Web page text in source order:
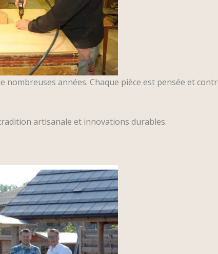
années. Chaque pièce est pensée et
artisanale et innovations durables.